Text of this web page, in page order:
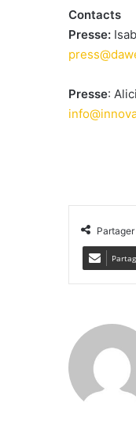
Contacts
Presse:
Presse:
Partager